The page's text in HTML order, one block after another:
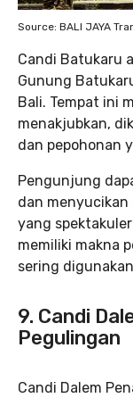
Source: BALI JAYA
Candi Batukaru
Gunung
Bali. Tempat ini
menakjubkan,
dan pepohonan
Pengunjung
dan menyucikan
yang
memiliki makna
sering
9. Candi
Pegulingan
Candi Dalem